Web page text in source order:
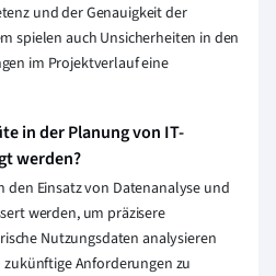
und der Genauigkeit der
spielen auch Unsicherheiten in den
im Projektverlauf eine
in der Planung von IT-
werden?
den Einsatz von Datenanalyse und
werden, um präzisere
Nutzungsdaten analysieren
Anforderungen zu